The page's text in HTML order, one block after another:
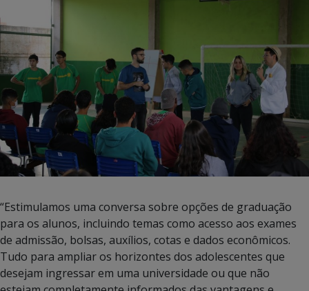
“Estimulamos uma conversa sobre opções de graduação
para os alunos, incluindo temas como acesso aos exames
de admissão, bolsas, auxílios, cotas e dados econômicos.
Tudo para ampliar os horizontes dos adolescentes que
desejam ingressar em uma universidade ou que não